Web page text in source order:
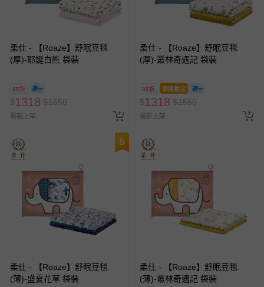
柔仕 - 【Roaze】舒眠豆毯
(厚)-耶誕白熊 袋裝
85折
$1318 $1550
最新上架
柔仕 - 【Roaze】舒眠豆毯
(厚)-叢林奇遇記 袋裝
85折 即將售完
$1318 $1550
最新上架
5
柔仕 - 【Roaze】舒眠豆毯
(薄)-盛夏花草 袋裝
柔仕 - 【Roaze】舒眠豆毯
(薄)-叢林奇遇記 袋裝